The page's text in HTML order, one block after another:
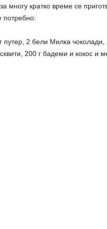
многу кратко време се
потребно:
путер, 2 бели Милка
200 г бадеми и кокос и